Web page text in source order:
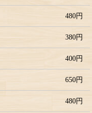
480円
380円
400円
650円
480円